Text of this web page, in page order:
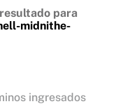
para
midnithe-
ingresados